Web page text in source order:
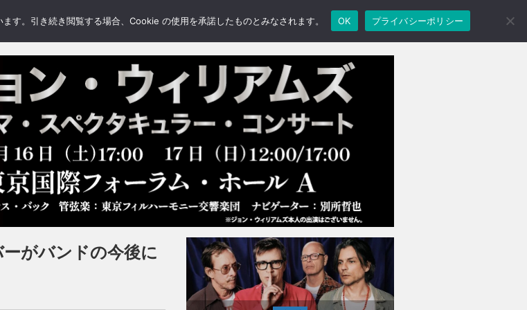
がバンドの今後に
す。引き続き閲覧する場合、Cookie の使用を承諾したものとみなされます。 OK プライバシーポリシー